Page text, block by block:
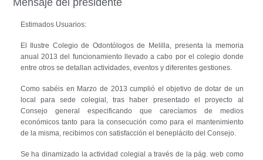
Mensaje del presidente
Estimados Usuarios:
El Ilustre Colegio de Odontólogos de Melilla, presenta la memoria
anual 2013 del funcionamiento llevado a cabo por el colegio donde
entre otros se detallan actividades, eventos y diferentes gestiones.
Como sabéis en Marzo de 2013 cumplió el objetivo de dotar de un
local para sede colegial, tras haber presentado el proyecto al
Consejo general especificando que carecíamos de medios
económicos tanto para la consecución como para el mantenimiento
de la misma, recibimos con satisfacción el beneplácito del Consejo.
Se ha dinamizado la actividad colegial a través de la pág. web como